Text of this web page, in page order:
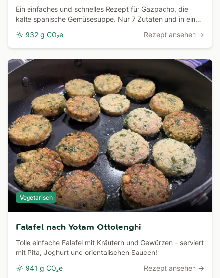
Ein einfaches und schnelles Rezept für Gazpacho, die
kalte spanische Gemüsesuppe. Nur 7 Zutaten und in einer
932 g CO₂e Rezept ansehen →
Vegetarisch
Falafel nach Yotam Ottolenghi
Tolle einfache Falafel mit Kräutern und Gewürzen - serviert
mit Pita, Joghurt und orientalischen Saucen!
941 g CO₂e
Rezept ansehen →